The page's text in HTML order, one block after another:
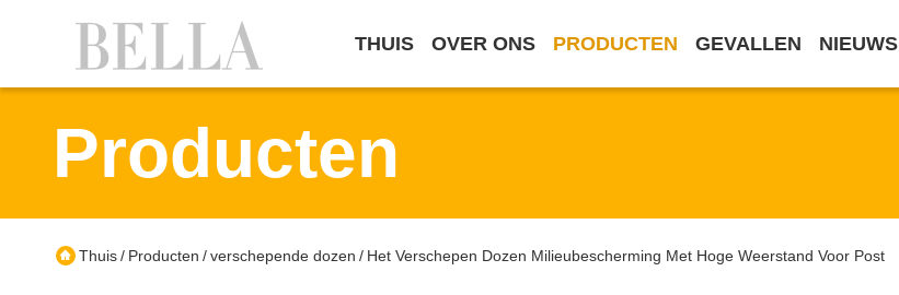
THUIS OVER ONS PRODUCTEN GEVALLEN NIEUWS
Producten
Thuis/ Producten /verschepende dozen / Het Verschepen Dozen Milieubescherming Met Hoge Weerstand Voor Post